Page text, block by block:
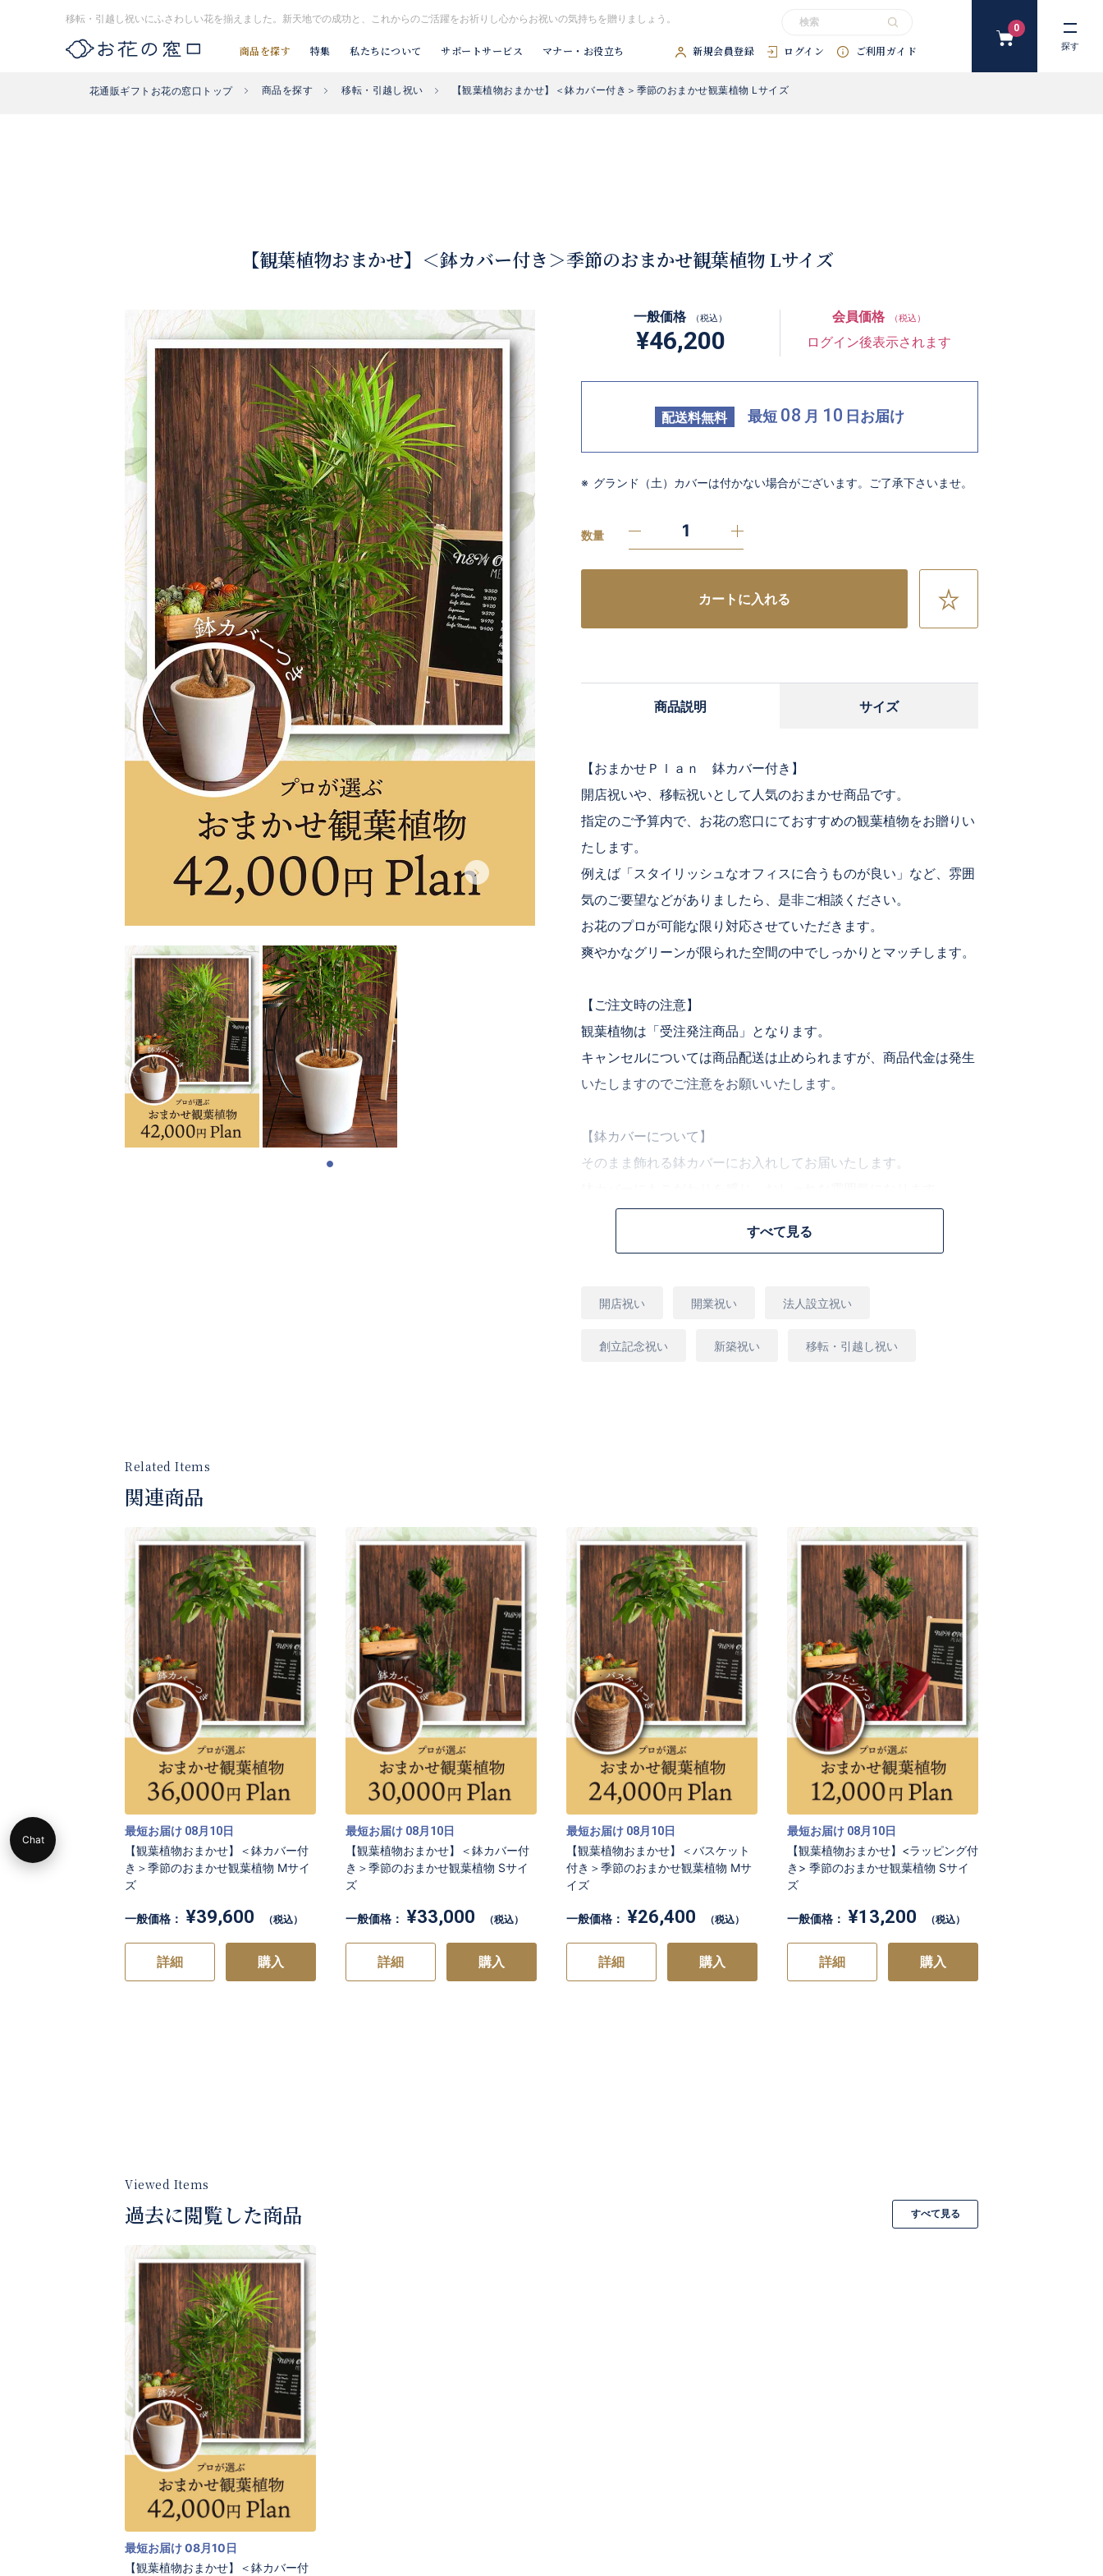
移転・引越し祝いにふさわしい花を揃えました。新天地での成功と、これからのご活躍をお祈りし心からお祝いの気持ちを贈りましょう。
商品を探す 特集 私たちについて サポートサービス マナー・お役立ち 新規会員登録 ログイン ご利用ガイド
カ
0
探す
お探し#タグはコチラ▶︎ #入社式 #開店祝い花 #開業祝い花 #胡蝶蘭 #スタンド花 #祝アレンジ #観葉植物 #供アレンジ #花束
花通販ギフトお花の窓口トップ 商品を探す 移転・引越し祝い 【観葉植物おまかせ】＜鉢カバー付き＞季節のおまかせ観葉植物 Lサイズ
【観葉植物おまかせ】＜鉢カバー付き＞季節のおまかせ観葉植物 Lサイズ
一般価格 （税込）
¥46,200
会員価格 （税込）
ログイン後表示されます
配送料無料 最短 08 月 10 日 お届け
グランド（土）カバーは付かない場合がございます。ご了承下さいませ。
数量
カートに入れる
お
商品説明 サイズ
すべて見る
【おまかせＰｌａｎ 鉢カバー付き】
開店祝いや、移転祝いとして人気のおまかせ商品です。
指定のご予算内で、お花の窓口にておすすめの観葉植物をお贈りい
たします。
例えば「スタイリッシュなオフィスに合うものが良い」など、雰囲
気のご要望などがありましたら、是非ご相談ください。
お花のプロが可能な限り対応させていただきます。
爽やかなグリーンが限られた空間の中でしっかりとマッチします。
【ご注文時の注意】
観葉植物は「受注発注商品」となります。
キャンセルについては商品配送は止められますが、商品代金は発生
いたしますのでご注意をお願いいたします。
【鉢カバーについて】
そのまま飾れる鉢カバーにお入れしてお届いたします。
鉢カバーの色、種類等はお届する花屋にお任せ下さい。
ご用途と植物に合ったものをお選びさせていただきます。
【お届け日時について】
配便でのお届けとなります。
します。
[商品コード]KS35OM-C
開店祝い 開業祝い 法人設立祝い
創立記念祝い 新築祝い 移転・引越し祝い
関連商品
【観葉植物おまかせ】＜鉢カバー付
き＞季節のおまかせ観葉植物 Mサイ
ズ
最短お届け 08月10日
一般価格： ¥39,600 （税込）
詳細 購入
【観葉植物おまかせ】＜鉢カバー付
き＞季節のおまかせ観葉植物 Sサイ
ズ
最短お届け 08月10日
一般価格： ¥33,000 （税込）
詳細 購入
【観葉植物おまかせ】＜バスケット
付き＞季節のおまかせ観葉植物 Mサ
イズ
最短お届け 08月10日
一般価格： ¥26,400 （税込）
詳細 購入
【観葉植物おまかせ】<ラッピング付
き> 季節のおまかせ観葉植物 Sサイ
ズ
最短お届け 08月10日
一般価格： ¥13,200 （税込）
詳細 購入
過去に閲覧した商品
【観葉植物おまかせ】＜鉢カバー付
最短お届け 08月10日
すべて見る
お買い物を続ける カートへ進む
Chat